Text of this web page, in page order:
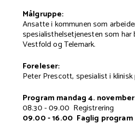
Målgruppe:
Ansatte i kommunen som
spesialisthelsetjenesten som
Vestfold og Telemark.
Foreleser:
Peter Prescott, spesialist i
Program mandag 4.
08.30 - 09.00 Registrering
09.00 - 16.00 Faglig program